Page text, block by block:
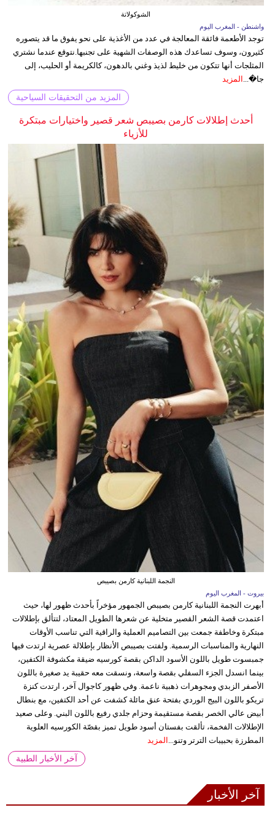
الشوكولاتة
واشنطن - المغرب اليوم
توجد الأطعمة فائقة المعالجة في عدد من الأغذية على نحو يفوق ما قد يتصوره
كثيرون، وسوف تساعدك هذه الوصفات الشهية على تجنبها.نتوقع عندما نشتري
المثلجات أنها تتكون من خليط لذيذ وغني بالدهون، كالكريمة أو الحليب، إلى
جا�... المزيد
المزيد من التحقيقات السياحية
أحدث إطلالات كارمن بصيبص شعر قصير واختيارات مبتكرة
للأزياء
النجمة اللبنانية كارمن بصيبص
بيروت - المغرب اليوم
أبهرت النجمة اللبنانية كارمن بصيبص الجمهور مؤخراً بأحدث ظهور لها، حيث
اعتمدت قصة الشعر القصير متخلية عن شعرها الطويل المعتاد، لتتألق بإطلالات
مبتكرة وخاطفة جمعت بين التصاميم العملية والراقية التي تناسب الأوقات
النهارية والمناسبات الرسمية. ولفتت بصيبص الأنظار بإطلالة عصرية ارتدت فيها
جمبسوت طويل باللون الأسود الداكن بقصة كورسيه ضيقة مكشوفة الكتفين،
بينما انسدل الجزء السفلي بقصة واسعة، ونسقت معه حقيبة يد صغيرة باللون
الأصفر الزبدي ومجوهرات ذهبية ناعمة. وفي ظهور كاجوال آخر، ارتدت كنزة
تريكو باللون البيج الوردي بفتحة عنق مائلة كشفت عن أحد الكتفين، مع بنطال
أبيض عالي الخصر بقصة مستقيمة وحزام جلدي رفيع باللون البني. وعلى صعيد
الإطلالات الفخمة، تألقت بفستان أسود طويل تميز بقصّة الكورسيه العلوية
المطرزة بحبيبات الترتر وتنو... المزيد
آخر الأخبار الطبية
آخر الأخبار